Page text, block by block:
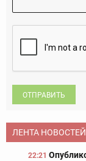
ОТПРАВИТЬ
ЛЕНТА НОВОСТЕЙ
22:21